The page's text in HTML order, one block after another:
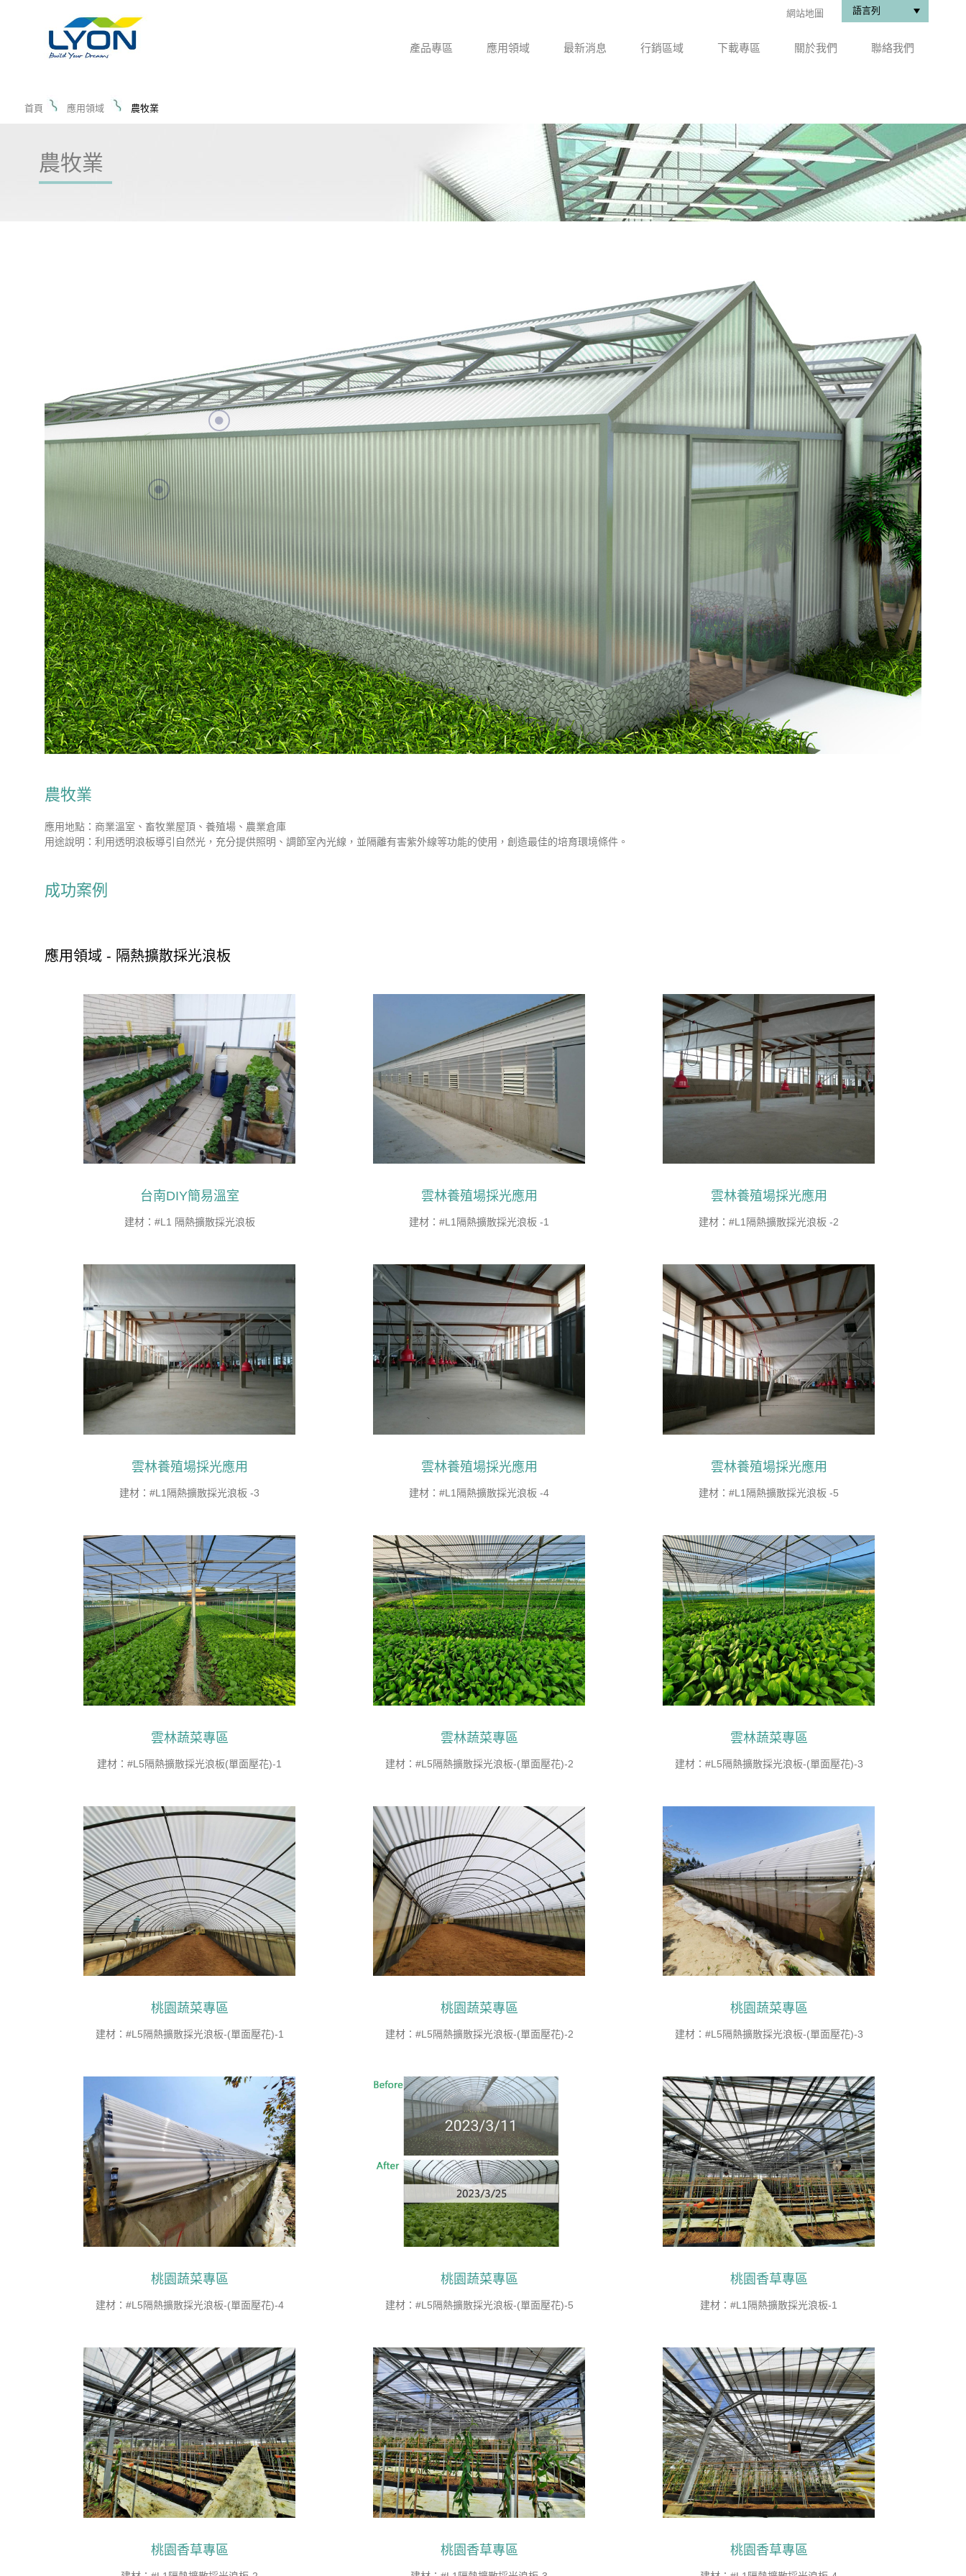
產品專區 應用領域 最新消息 行銷區域 下載專區 關於我們 聯絡我們
網站地圖 語言列
首頁 應用領域 農牧業
農牧業
農牧業
應用地點：商業溫室、畜牧業屋頂、養殖場、農業倉庫
用途說明：利用透明浪板導引自然光，充分提供照明、調節室內光線，並隔離有害紫外線等功能的使用，創造最佳的培育環境條件。
成功案例
應用領域 - 隔熱擴散採光浪板
台南DIY簡易溫室
建材：#L1 隔熱擴散採光浪板
雲林養殖場採光應用
建材：#L1隔熱擴散採光浪板 -1
雲林養殖場採光應用
建材：#L1隔熱擴散採光浪板 -2
雲林養殖場採光應用
建材：#L1隔熱擴散採光浪板 -3
雲林養殖場採光應用
建材：#L1隔熱擴散採光浪板 -4
雲林養殖場採光應用
建材：#L1隔熱擴散採光浪板 -5
雲林蔬菜專區
建材：#L5隔熱擴散採光浪板(單面壓花)-1
雲林蔬菜專區
建材：#L5隔熱擴散採光浪板-(單面壓花)-2
雲林蔬菜專區
建材：#L5隔熱擴散採光浪板-(單面壓花)-3
桃園蔬菜專區
建材：#L5隔熱擴散採光浪板-(單面壓花)-1
桃園蔬菜專區
建材：#L5隔熱擴散採光浪板-(單面壓花)-2
桃園蔬菜專區
建材：#L5隔熱擴散採光浪板-(單面壓花)-3
桃園蔬菜專區
建材：#L5隔熱擴散採光浪板-(單面壓花)-4
桃園蔬菜專區
建材：#L5隔熱擴散採光浪板-(單面壓花)-5
桃園香草專區
建材：#L1隔熱擴散採光浪板-1
桃園香草專區 桃園香草專區 桃園香草專區